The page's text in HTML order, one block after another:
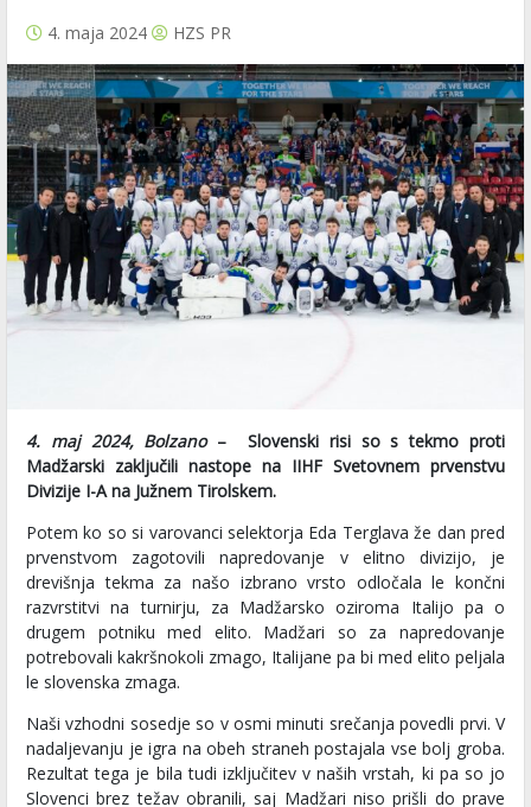
4. maja 2024 HZS PR
4. maj 2024, Bolzano– Slovenski risi so s tekmo proti
Madžarski zaključili nastope na IIHF Svetovnem prvenstvu
Divizije I-A na Južnem Tirolskem.
Potem ko so si varovanci selektorja Eda Terglava že dan pred
prvenstvom zagotovili napredovanje v elitno divizijo, je
drevišnja tekma za našo izbrano vrsto odločala le končni
razvrstitvi na turnirju, za Madžarsko oziroma Italijo pa o
drugem potniku med elito. Madžari so za napredovanje
potrebovali kakršnokoli zmago, Italijane pa bi med elito peljala
le slovenska zmaga.
Naši vzhodni sosedje so v osmi minuti srečanja povedli prvi. V
nadaljevanju je igra na obeh straneh postajala vse bolj groba.
Rezultat tega je bila tudi izključitev v naših vrstah, ki pa so jo
Slovenci brez težav obranili, saj Madžari niso prišli do prave